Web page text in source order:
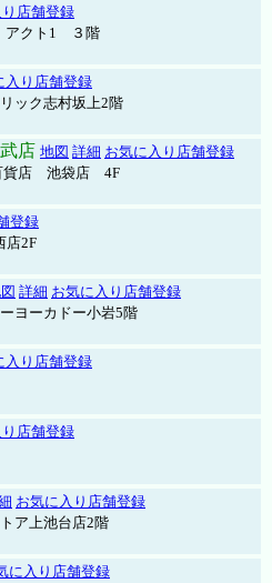
店舗登録
アクト1 ３階
入り店舗登録
ック志村坂上2階
店 地図 詳細 お気に入り店舗登録
貨店 池袋店 4F
登録
店2F
詳細 お気に入り店舗登録
ヨーカドー小岩5階
入り店舗登録
店舗登録
お気に入り店舗登録
ア上池台店2階
に入り店舗登録